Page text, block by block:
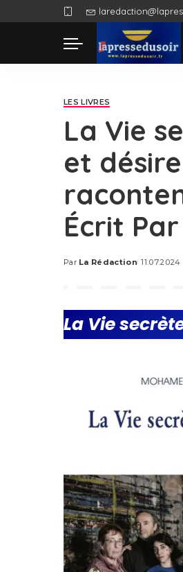
LES LIVRES
La Vie
et
Écrit
Posted
Par La Rédaction 11.07.2024
La Vie